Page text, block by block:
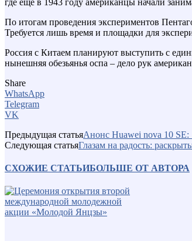
По итогам проведения экспериментов
Требуется лишь время и площадки для
Россия с Китаем планируют выступить с
нынешняя обезьянья оспа – дело рук
Share
WhatsApp
Telegram
VK
Предыдущая статьяАнонс Huawei nova 10
Следующая статьяГлазам на радость:
СХОЖИЕ СТАТЬИБОЛЬШЕ ОТ АВТОРА